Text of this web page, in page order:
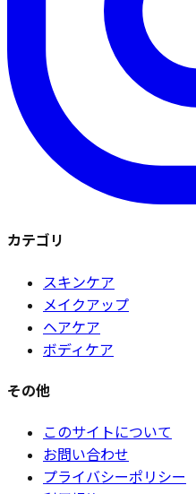
カテゴリ
スキンケア
メイクアップ
ヘアケア
ボディケア
その他
このサイトについて
お問い合わせ
プライバシーポリシー